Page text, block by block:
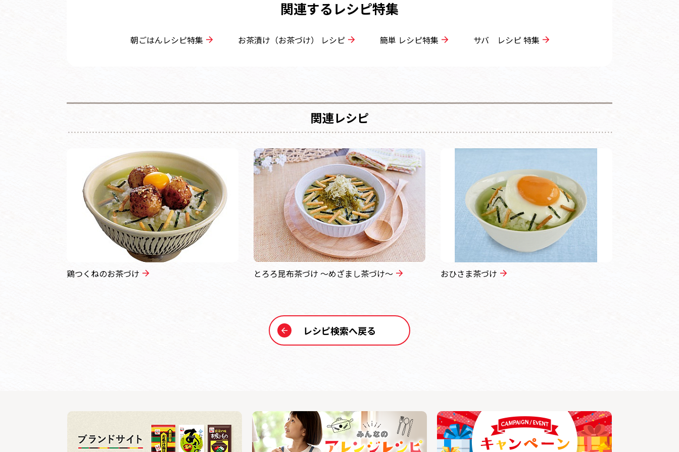
関連するレシピ特集
朝ごはんレシピ特集 お茶漬け（お茶づけ） レシピ 簡単 レシピ特集 サバ レシピ 特集
関連レシピ
鶏つくねのお茶づけ とろろ昆布茶づけ ～めざまし茶づけ～ おひさま茶づけ
レシピ検索へ戻る